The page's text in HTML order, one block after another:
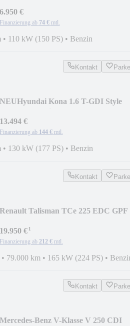
6.950 €
Finanzierung ab 74 € mtl.
• 110 kW (150 PS) • Benzin
Kontakt
NEUHyundai Kona 1.6 T-GDI Style
13.494 €
Finanzierung ab 144 € mtl.
• 130 kW (177 PS) • Benzin
Kontakt
Renault Talisman TCe 225 EDC GPF
19.950 €¹
Finanzierung ab 212 € mtl.
• 79.000 km • 165 kW (224 PS) •
Kontakt
Mercedes-Benz V-Klasse V 250 CDI